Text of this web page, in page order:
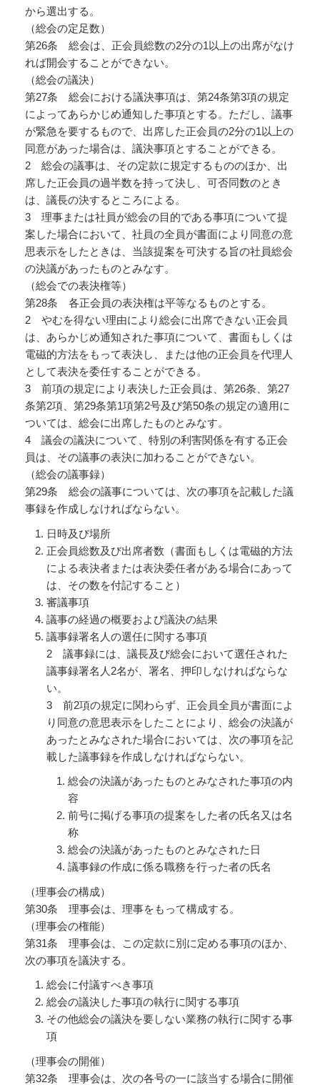
から選出する。
（総会の定足数）
第26条 総会は、正会員総数の2分の1以上の出席がなけ
れば開会することができない。
（総会の議決）
第27条 総会における議決事項は、第24条第3項の規定
によってあらかじめ通知した事項とする。ただし、議事
が緊急を要するもので、出席した正会員の2分の1以上の
同意があった場合は、議決事項とすることができる。
2 総会の議事は、その定款に規定するもののほか、出
席した正会員の過半数を持って決し、可否同数のとき
は、議長の決するところによる。
3 理事または社員が総会の目的である事項について提
案した場合において、社員の全員が書面により同意の意
思表示をしたときは、当該提案を可決する旨の社員総会
の決議があったものとみなす。
（総会での表決権等）
第28条 各正会員の表決権は平等なるものとする。
2 やむを得ない理由により総会に出席できない正会員
は、あらかじめ通知された事項について、書面もしくは
電磁的方法をもって表決し、または他の正会員を代理人
として表決を委任することができる。
3 前項の規定により表決した正会員は、第26条、第27
条第2項、第29条第1項第2号及び第50条の規定の適用に
ついては、総会に出席したものとみなす。
4 議会の議決について、特別の利害関係を有する正会
員は、その議事の表決に加わることができない。
（総会の議事録）
第29条 総会の議事については、次の事項を記載した議
事録を作成しなければならない。
日時及び場所
正会員総数及び出席者数（書面もしくは電磁的方法
による表決者または表決委任者がある場合にあって
は、その数を付記すること）
審議事項
議事の経過の概要および議決の結果
議事録署名人の選任に関する事項
2 議事録には、議長及び総会において選任された
議事録署名人2名が、署名、押印しなければならな
い。
3 前2項の規定に関わらず、正会員全員が書面によ
り同意の意思表示をしたことにより、総会の決議が
あったとみなされた場合においては、次の事項を記
載した議事録を作成しなければならない。
総会の決議があったものとみなされた事項の内
容
前号に掲げる事項の提案をした者の氏名又は名
称
総会の決議があったものとみなされた日
議事録の作成に係る職務を行った者の氏名
（理事会の構成）
第30条 理事会は、理事をもって構成する。
（理事会の権能）
第31条 理事会は、この定款に別に定める事項のほか、
次の事項を議決する。
総会に付議すべき事項
総会の議決した事項の執行に関する事項
その他総会の議決を要しない業務の執行に関する事
項
（理事会の開催）
第32条 理事会は、次の各号の一に該当する場合に開催